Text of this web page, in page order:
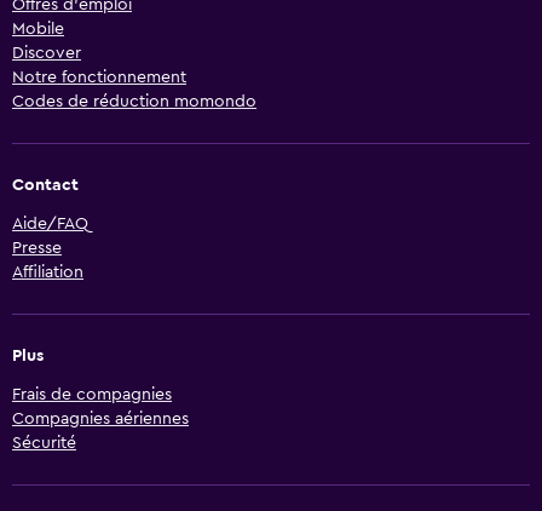
Offres d’emploi
Mobile
Discover
Notre fonctionnement
Codes de réduction momondo
Contact
Aide/FAQ
Presse
Affiliation
Plus
Frais de compagnies
Compagnies aériennes
Sécurité